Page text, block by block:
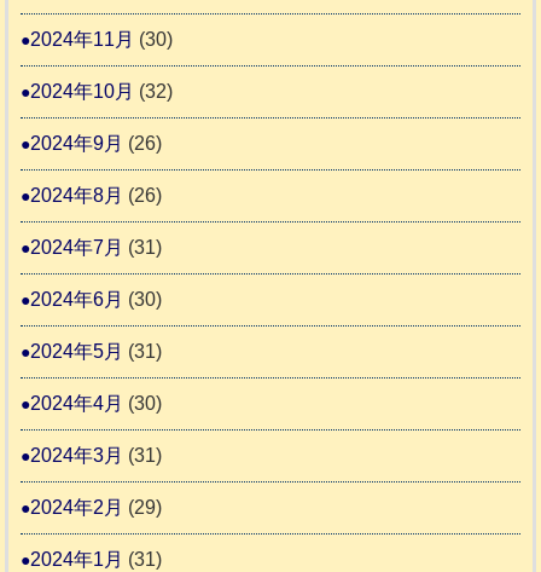
2024年11月 (30)
2024年10月 (32)
2024年9月 (26)
2024年8月 (26)
2024年7月 (31)
2024年6月 (30)
2024年5月 (31)
2024年4月 (30)
2024年3月 (31)
2024年2月 (29)
2024年1月 (31)